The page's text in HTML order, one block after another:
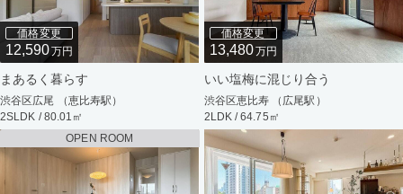
価格変更
12,590万円
まあるく暮らす
渋谷区広尾 （恵比寿駅）
2SLDK / 80.01㎡
価格変更
13,480万円
いい塩梅に混じり合う
渋谷区恵比寿 （広尾駅）
2LDK / 64.75㎡
OPEN ROOM